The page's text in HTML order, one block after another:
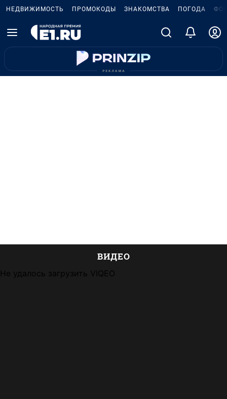
НЕДВИЖИМОСТЬ ПРОМОКОДЫ ЗНАКОМСТВА ПОГОДА
ВИДЕО
Не удалось загрузить VIQEO